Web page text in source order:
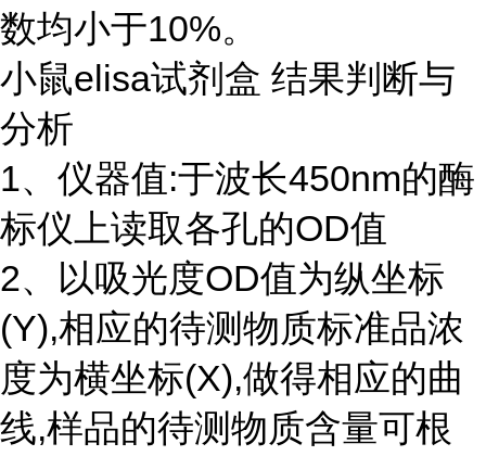
数均小于10%。
小鼠elisa试剂盒 结果判断与
分析
1、仪器值:于波长450nm的酶
标仪上读取各孔的OD值
2、以吸光度OD值为纵坐标
(Y),相应的待测物质标准品浓
度为横坐标(X),做得相应的曲
线,样品的待测物质含量可根